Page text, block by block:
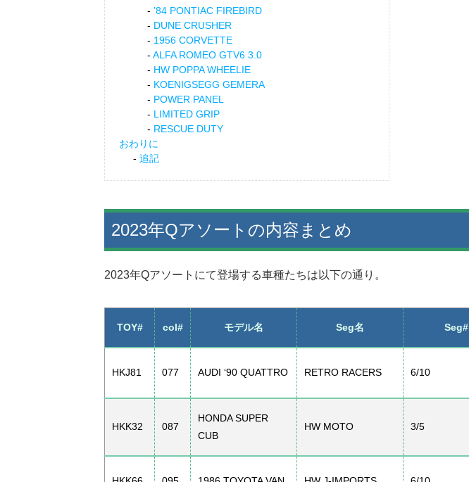
’84 PONTIAC FIREBIRD
DUNE CRUSHER
1956 CORVETTE
ALFA ROMEO GTV6 3.0
HW POPPA WHEELIE
KOENIGSEGG GEMERA
POWER PANEL
LIMITED GRIP
RESCUE DUTY
おわりに
追記
2023年Qアソートの内容まとめ
2023年Qアソートにて登場する車種たちは以下の通り。
TOY# col# モデル名 Seg名 Seg#
HKJ81 077 AUDI ‘90 QUATTRO RETRO RACERS 6/10
HKK32 087
HONDA SUPER
CUB
HW MOTO 3/5